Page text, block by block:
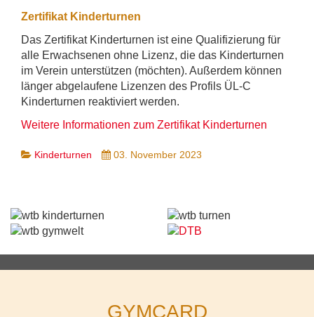
Zertifikat Kinderturnen
Das Zertifikat Kinderturnen ist eine Qualifizierung für
alle Erwachsenen ohne Lizenz, die das Kinderturnen
im Verein unterstützen (möchten). Außerdem können
länger abgelaufene Lizenzen des Profils ÜL-C
Kinderturnen reaktiviert werden.
Weitere Informationen zum Zertifikat Kinderturnen
Kinderturnen 03. November 2023
GYMCARD